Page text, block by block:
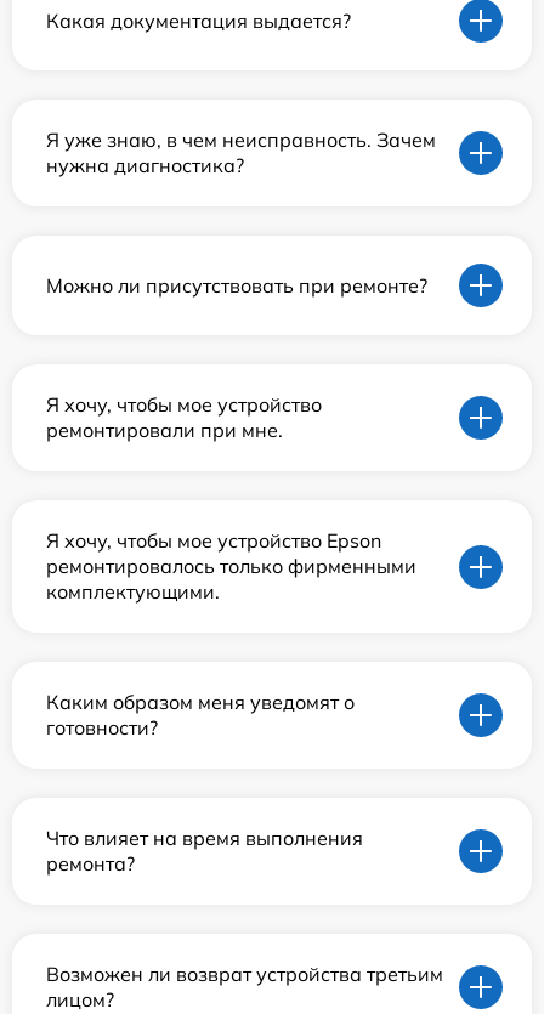
Какая документация выдается?
Я уже знаю, в чем неисправность. Зачем
нужна диагностика?
Можно ли присутствовать при ремонте?
Я хочу, чтобы мое устройство
ремонтировали при мне.
Я хочу, чтобы мое устройство Epson
ремонтировалось только фирменными
комплектующими.
Каким образом меня уведомят о
готовности?
Что влияет на время выполнения
ремонта?
Возможен ли возврат устройства третьим
лицом?